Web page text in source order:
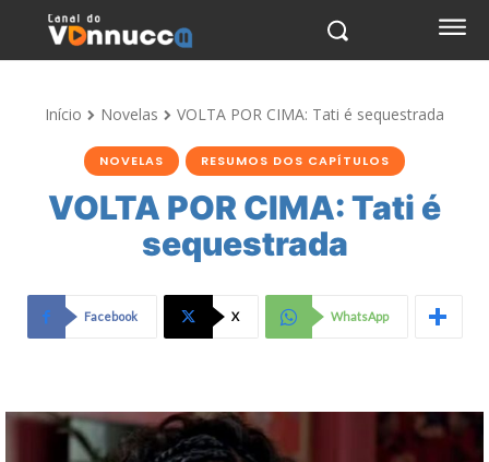
Início Novelas VOLTA POR CIMA: Tati é sequestrada
NOVELAS RESUMOS DOS CAPÍTULOS
VOLTA POR CIMA: Tati é
sequestrada
Facebook X WhatsApp